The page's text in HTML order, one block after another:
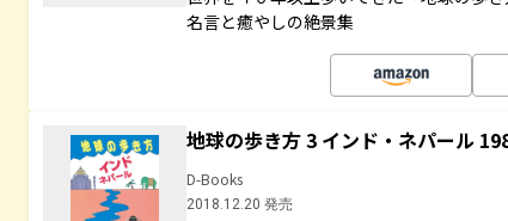
名言と癒やしの絶景集
地球の歩き方 3 インド・ネパール
D-Books
2018.12.20 発売